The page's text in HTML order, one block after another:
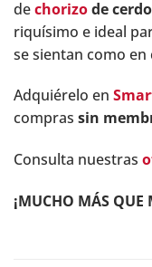
dechorizode
riquísimo e ideal
se sientan como en
Adquiérelo en
compras sin
Consulta nuestras
¡MUCHO MÁS